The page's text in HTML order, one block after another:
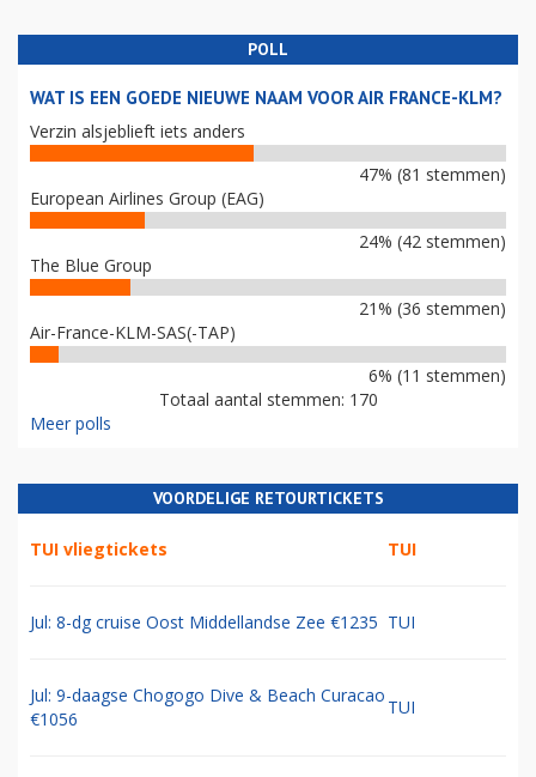
POLL
WAT IS EEN GOEDE NIEUWE NAAM VOOR AIR FRANCE-KLM?
Verzin alsjeblieft iets anders
47% (81 stemmen)
European Airlines Group (EAG)
24% (42 stemmen)
The Blue Group
21% (36 stemmen)
Air-France-KLM-SAS(-TAP)
6% (11 stemmen)
Totaal aantal stemmen: 170
Meer polls
VOORDELIGE RETOURTICKETS
TUI vliegtickets TUI
Jul: 8-dg cruise Oost Middellandse Zee €1235 TUI
Jul: 9-daagse Chogogo Dive & Beach Curacao
€1056
TUI